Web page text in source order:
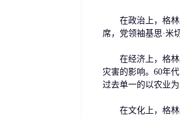
在政治上，格林纳
席，党领袖基思·米
在经济上，格林
灾害的影响。60年
过去单一的以农业
在文化上，格林